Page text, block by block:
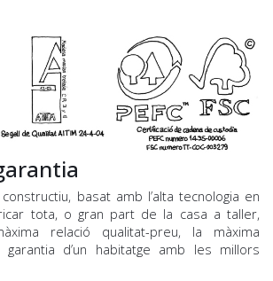
basat amb l’alta tecnologia en
tota, o gran part de la casa a taller,
relació qualitat-preu, la màxima
d’un habitatge amb les millors